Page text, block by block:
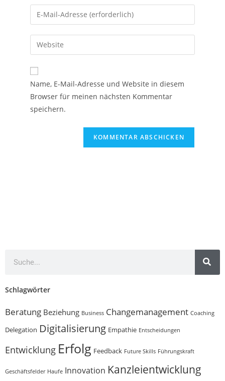
Name, E-Mail-Adresse und Website in diesem
Browser für meinen nächsten Kommentar
speichern.
Schlagwörter
Beratung Beziehung Business Changemanagement Coaching
Delegation Digitalisierung Empathie Entscheidungen
Entwicklung Erfolg Feedback Future Skills Führungskraft
Geschäftsfelder Haufe Innovation Kanzleientwicklung